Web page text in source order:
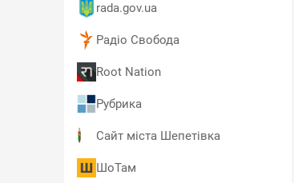
rada.gov.ua
Радіо Свобода
Root Nation
Рубрика
Сайт міста Шепетівка
ШоТам